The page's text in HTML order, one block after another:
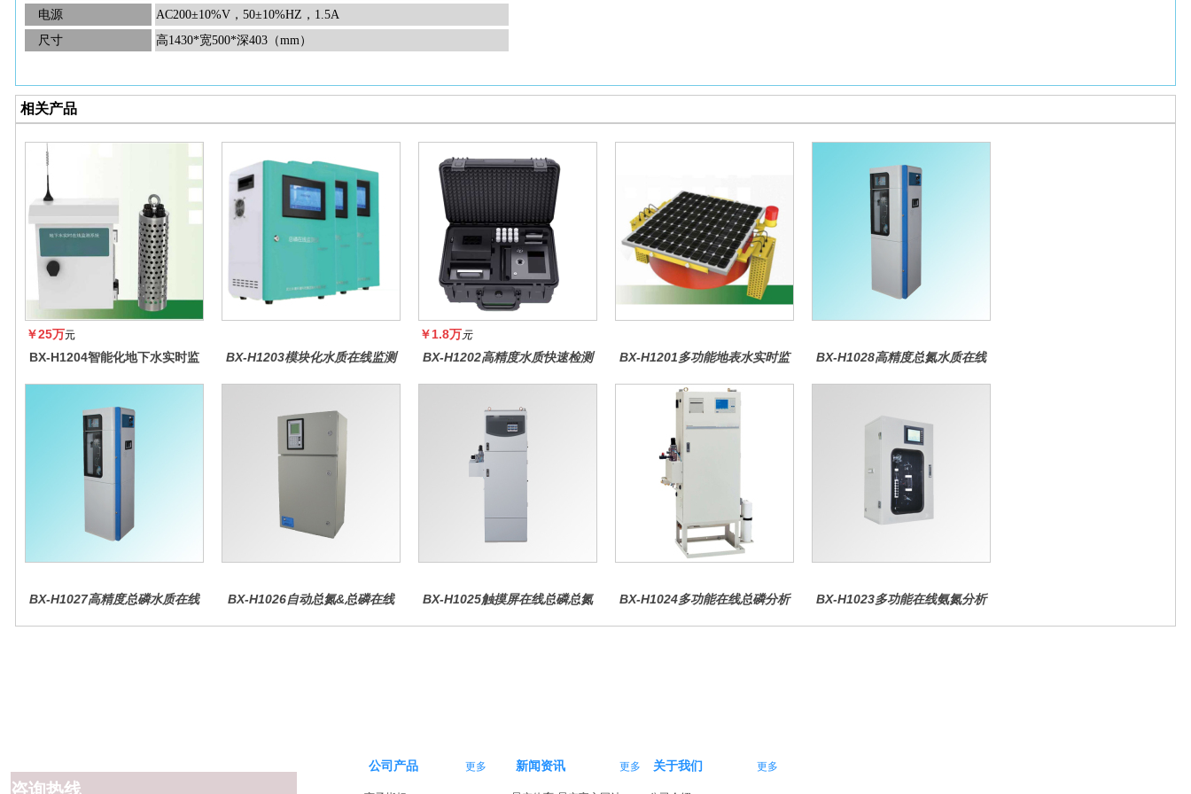
电源
AC200±10%V，50±10%HZ，1.5A
尺寸
高1430*宽500*深403（mm）
相关产品
￥25万元
BX-H1204智能化地下水实时监
BX-H1203模块化水质在线监测
￥1.8万元
BX-H1202高精度水质快速检测
BX-H1201多功能地表水实时监
BX-H1028高精度总氮水质在线
BX-H1027高精度总磷水质在线
BX-H1026自动总氮&总磷在线
BX-H1025触摸屏在线总磷总氮
BX-H1024多功能在线总磷分析
BX-H1023多功能在线氨氮分析
咨询热线
新闻资讯 更多
公司产品 更多 关于我们 更多